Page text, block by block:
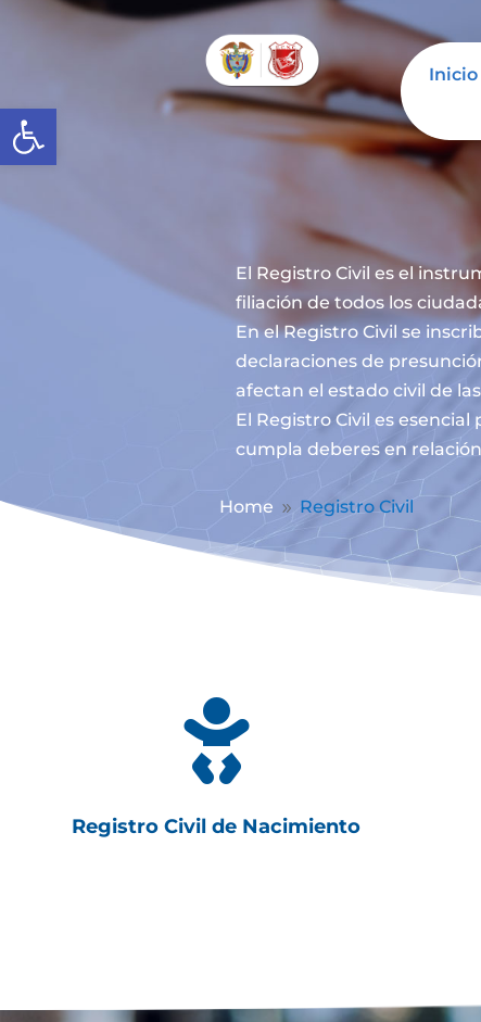
Abrir barra de herramientas
Inicio
El Registro Civil es el
filiación de todos los
En el Registro Civil se
declaraciones de
afectan el estado civil de
El Registro Civil es
cumpla deberes en
Home 9 Registro Civil

Registro Civil de Nacimiento